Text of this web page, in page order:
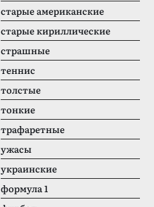
старые американские
старые кириллические
страшные
теннис
толстые
тонкие
трафаретные
ужасы
украинские
формула 1